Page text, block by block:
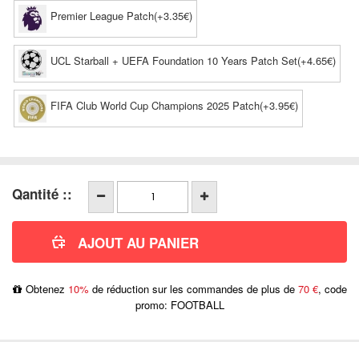
Premier League Patch(+3.35€)
UCL Starball + UEFA Foundation 10 Years Patch Set(+4.65€)
FIFA Club World Cup Champions 2025 Patch(+3.95€)
Qantité ::
Obtenez 10% de réduction sur les commandes de plus de 70 €, code
promo: FOOTBALL